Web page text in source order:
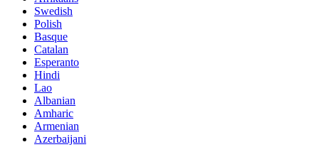
Swedish
Polish
Basque
Catalan
Esperanto
Hindi
Lao
Albanian
Amharic
Armenian
Azerbaijani